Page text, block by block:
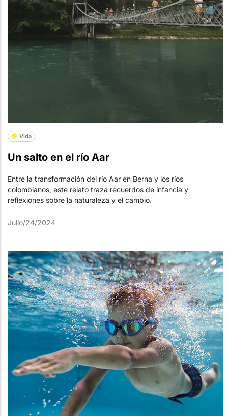
Vida
Un salto en el río Aar
Entre la transformación del río Aar en Berna y los ríos
colombianos, este relato traza recuerdos de infancia y
reflexiones sobre la naturaleza y el cambio.
Julio/24/2024